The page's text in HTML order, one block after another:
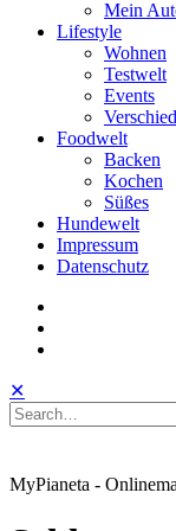
Mein
Lifestyle
Wohnen
Testwelt
Events
Foodwelt
Backen
Kochen
Süßes
Hundewelt
Impressum
Datenschutz
Toggle
Mobile
Menu
Open
Search
✕
Search
Search
for:
MyPianeta -